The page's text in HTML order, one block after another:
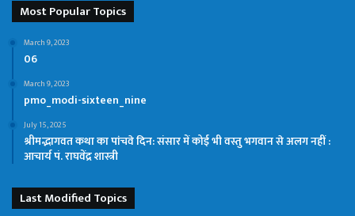
Most Popular Topics
March 9, 2023
06
March 9, 2023
pmo_modi-sixteen_nine
July 15, 2025
श्रीमद्भागवत कथा का पांचवे दिन: संसार में कोई भी वस्तु भगवान से अलग नहीं :
आचार्य पं. राघवेंद्र शास्त्री
Last Modified Topics